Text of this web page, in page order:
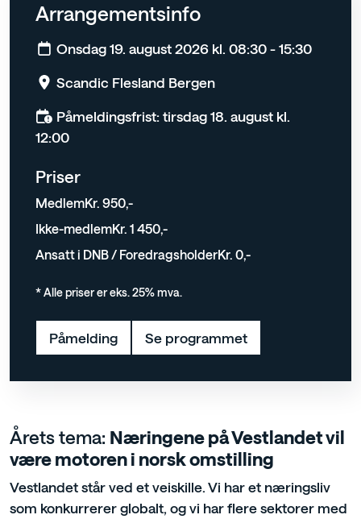
Arrangementsinfo
Onsdag 19. august 2026 kl. 08:30 - 15:30
Scandic Flesland Bergen
Påmeldingsfrist: tirsdag 18. august kl.
12:00
Priser
MedlemKr. 950,-
Ikke-medlemKr. 1 450,-
Ansatt i DNB / ForedragsholderKr. 0,-
* Alle priser er eks. 25% mva.
Påmelding Se programmet
Årets tema: Næringene på Vestlandet vil
være motoren i norsk omstilling
Vestlandet står ved et veiskille. Vi har et næringsliv
som konkurrerer globalt, og vi har flere sektorer med